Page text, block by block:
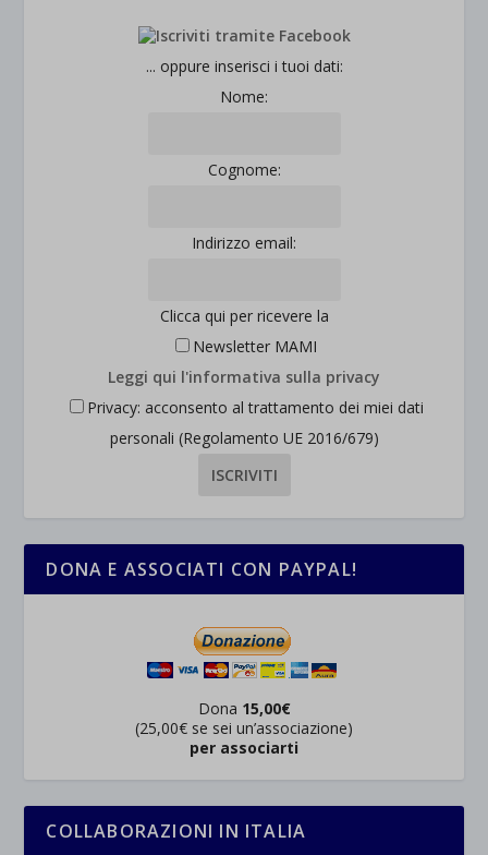
... oppure inserisci i tuoi dati:
Nome:
Cognome:
Indirizzo email:
Clicca qui per ricevere la
Newsletter MAMI
Leggi qui l'informativa sulla privacy
Privacy: acconsento al trattamento dei miei dati
personali (Regolamento UE 2016/679)
DONA E ASSOCIATI CON PAYPAL!
Dona 15,00€
(25,00€ se sei un’associazione)
per associarti
COLLABORAZIONI IN ITALIA